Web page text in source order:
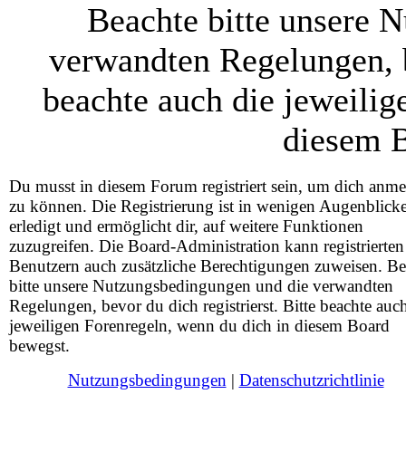
Beachte bitte unsere
verwandten
beachte auch die
diesem
Du musst in diesem Forum registriert sein, um dich
zu können. Die Registrierung ist in wenigen
erledigt und ermöglicht dir, auf weitere Funktionen
zuzugreifen. Die Board-Administration kann registrierten
Benutzern auch zusätzliche Berechtigungen zuweisen.
bitte unsere Nutzungsbedingungen und die verwandten
Regelungen, bevor du dich registrierst. Bitte beachte
jeweiligen Forenregeln, wenn du dich in diesem Board
bewegst.
Nutzungsbedingungen | Datenschutzrichtlinie